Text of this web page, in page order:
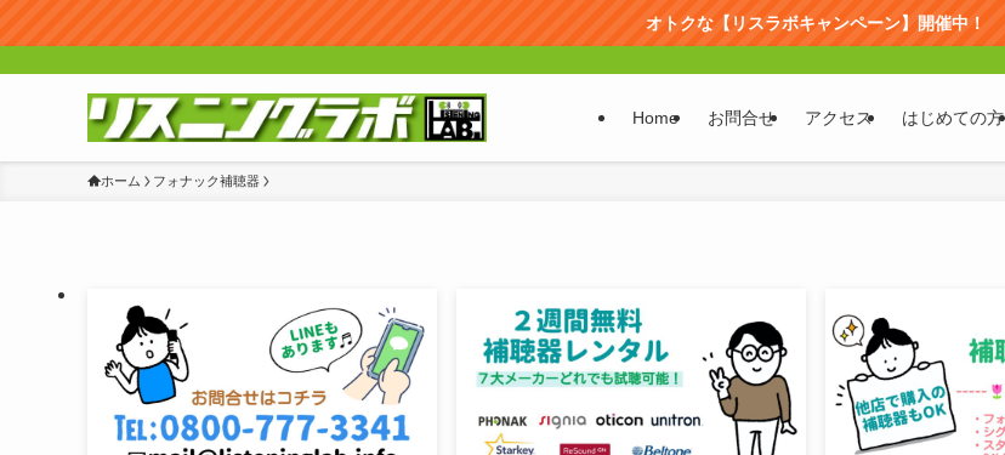
オトクな【リスラボキャンペーン】開催中！
Home お問合せ アクセス はじめての方
ホーム フォナック補聴器